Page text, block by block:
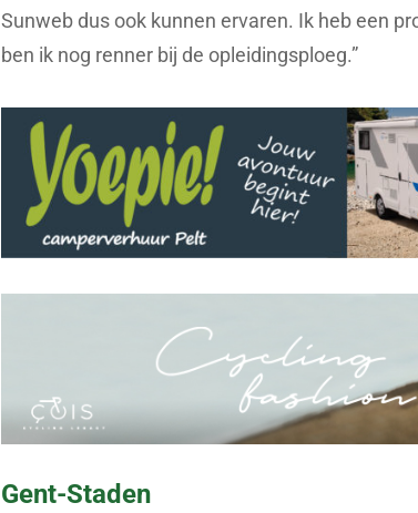
Sunweb dus ook kunnen ervaren. Ik heb een
ben ik nog renner bij de opleidingsploeg.”
Gent-Staden